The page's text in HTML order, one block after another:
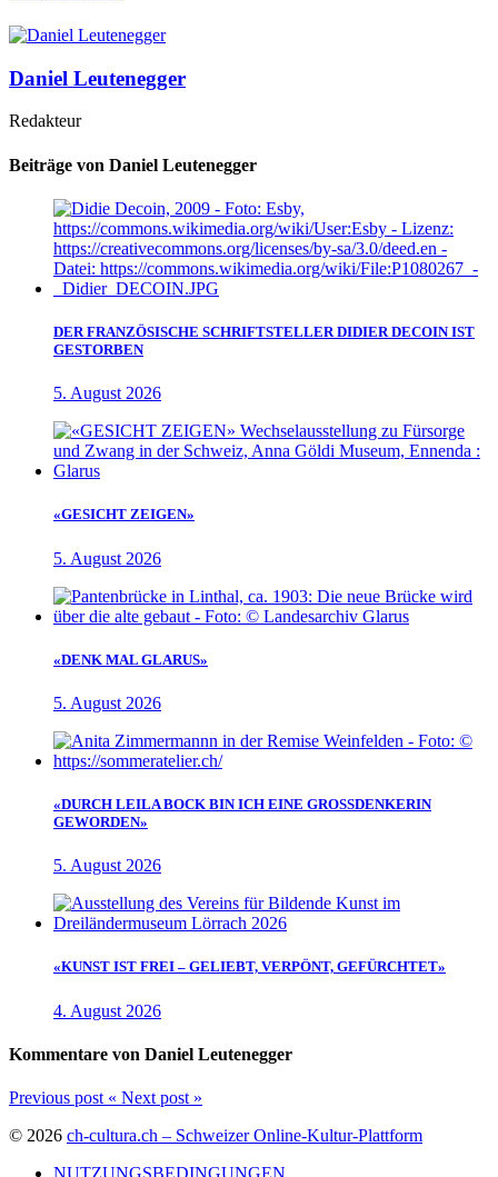
Daniel Leutenegger
Redakteur
Beiträge von Daniel Leutenegger
DER FRANZÖSISCHE SCHRIFTSTELLER DIDIER DECOIN IST
GESTORBEN
5. August 2026
«GESICHT ZEIGEN»
5. August 2026
«DENK MAL GLARUS»
5. August 2026
«DURCH LEILA BOCK BIN ICH EINE GROSSDENKERIN
GEWORDEN»
5. August 2026
«KUNST IST FREI – GELIEBT, VERPÖNT, GEFÜRCHTET»
4. August 2026
Kommentare von Daniel Leutenegger
Previous post « Next post »
© 2026 ch-cultura.ch – Schweizer Online-Kultur-Plattform
NUTZUNGSBEDINGUNGEN